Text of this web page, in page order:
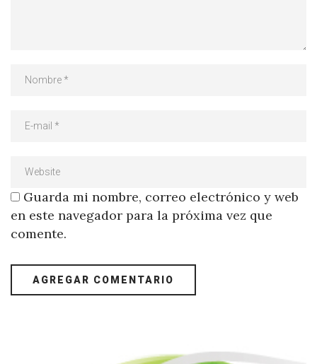
Guarda mi nombre, correo electrónico y web
en este navegador para la próxima vez que
comente.